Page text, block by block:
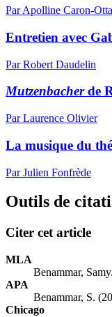
Par Apolline Caron-
Entretien avec
Par Robert Daudelin
Mutzenbacherde
Par Laurence Olivier
La musique du
Par Julien Fonfrède
Outils de
Citer cet article
MLA
Benammar,
APA
Benammar, S.
Chicago